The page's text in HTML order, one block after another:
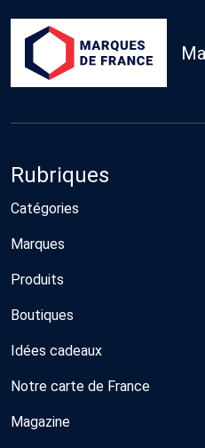
Rubriques
Catégories
Marques
Produits
Boutiques
Idées cadeaux
Notre carte de France
Magazine